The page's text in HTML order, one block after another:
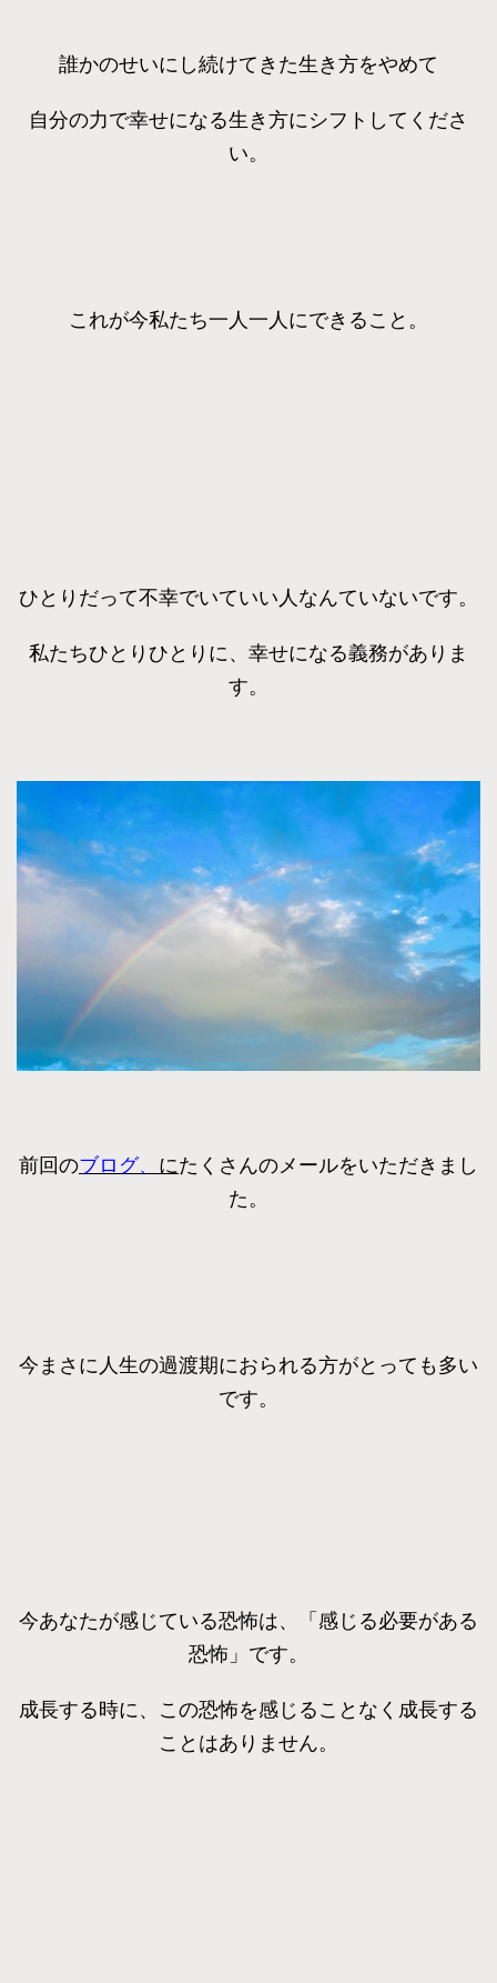
誰かのせいにし続けてきた生き方をやめて
自分の力で幸せになる生き方にシフトしてくださ
い。
これが今私たち一人一人にできること。
ひとりだって不幸でいていい人なんていないです。
私たちひとりひとりに、幸せになる義務がありま
す。
前回のブログ、 にたくさんのメールをいただきまし
た。
今まさに人生の過渡期におられる方がとっても多い
です。
今あなたが感じている恐怖は、「感じる必要がある
恐怖」です。
成長する時に、この恐怖を感じることなく成長する
ことはありません。